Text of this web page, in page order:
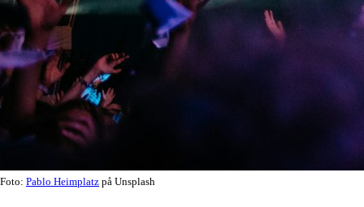
Foto: Pablo Heimplatz på Unsplash